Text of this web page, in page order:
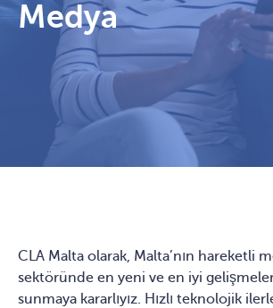
Medya
CLA Malta olarak, Malta’nın hareketli
sektöründe en yeni ve en iyi
sunmaya kararlıyız. Hızlı teknolojik